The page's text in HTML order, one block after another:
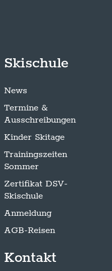
Skischule
News
Termine &
Ausschreibungen
Kinder Skitage
Trainingszeiten
Sommer
Zertifikat DSV-
Skischule
Anmeldung
AGB-Reisen
Kontakt